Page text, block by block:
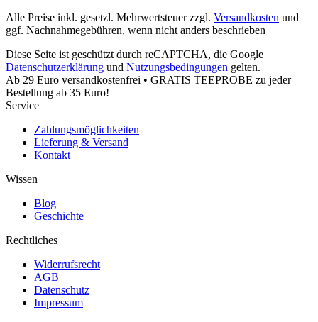
Alle Preise inkl. gesetzl. Mehrwertsteuer zzgl. Versandkosten und
ggf. Nachnahmegebühren, wenn nicht anders beschrieben
Diese Seite ist geschützt durch reCAPTCHA, die Google
Datenschutzerklärung und Nutzungsbedingungen gelten.
Ab 29 Euro versandkostenfrei • GRATIS TEEPROBE zu jeder
Bestellung ab 35 Euro!
Service
Zahlungsmöglichkeiten
Lieferung & Versand
Kontakt
Wissen
Blog
Geschichte
Rechtliches
Widerrufsrecht
AGB
Datenschutz
Impressum